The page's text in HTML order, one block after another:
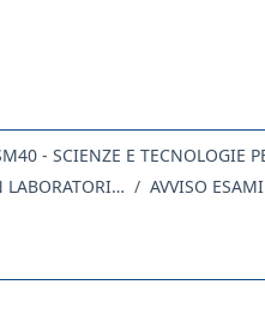
041SM - MINERALOGIA E PETROGRAFIA CON LABORATORIO 2020 AVVISO ESAMI